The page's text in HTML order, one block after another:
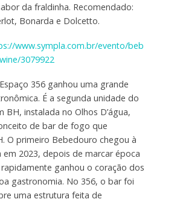
da fraldinha. Recomendado:
Bonarda e Dolcetto.
www.sympla.com.br/evento/beb
3079922
356 ganhou uma grande
É a segunda unidade do
BH, instalada no Olhos D’água,
de bar de fogo que
O primeiro Bebedouro chegou à
em 2023, depois de marcar época
ganhou o coração dos
gastronomia. No 356, o bar foi
uma estrutura feita de